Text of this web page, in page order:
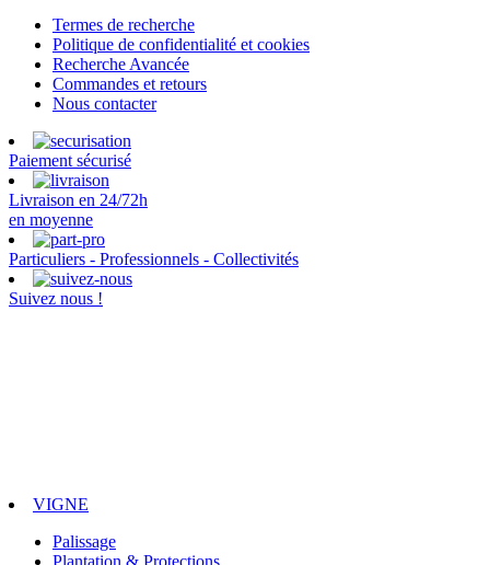
Termes de recherche
Politique de confidentialité et cookies
Recherche Avancée
Commandes et retours
Nous contacter
Paiement sécurisé
Livraison en 24/72h
en moyenne
Particuliers - Professionnels - Collectivités
Suivez nous !
VIGNE
Palissage
Plantation & Protections